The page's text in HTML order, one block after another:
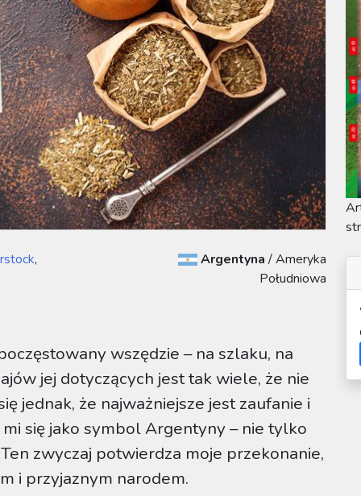
, Argentyna /Ameryka
Południowa
wszędzie – na szlaku, na
jej dotyczących jest tak wiele, że nie
jednak, że najważniejsze jest zaufanie i
się jako symbol Argentyny – nie tylko
zwyczaj potwierdza moje przekonanie,
i przyjaznym narodem.